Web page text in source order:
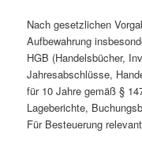
Nach gesetzlichen
Aufbewahrung
HGB (Handelsbücher,
Jahresabschlüsse,
für 10 Jahre gemäß §
Lageberichte,
Für Besteuerung